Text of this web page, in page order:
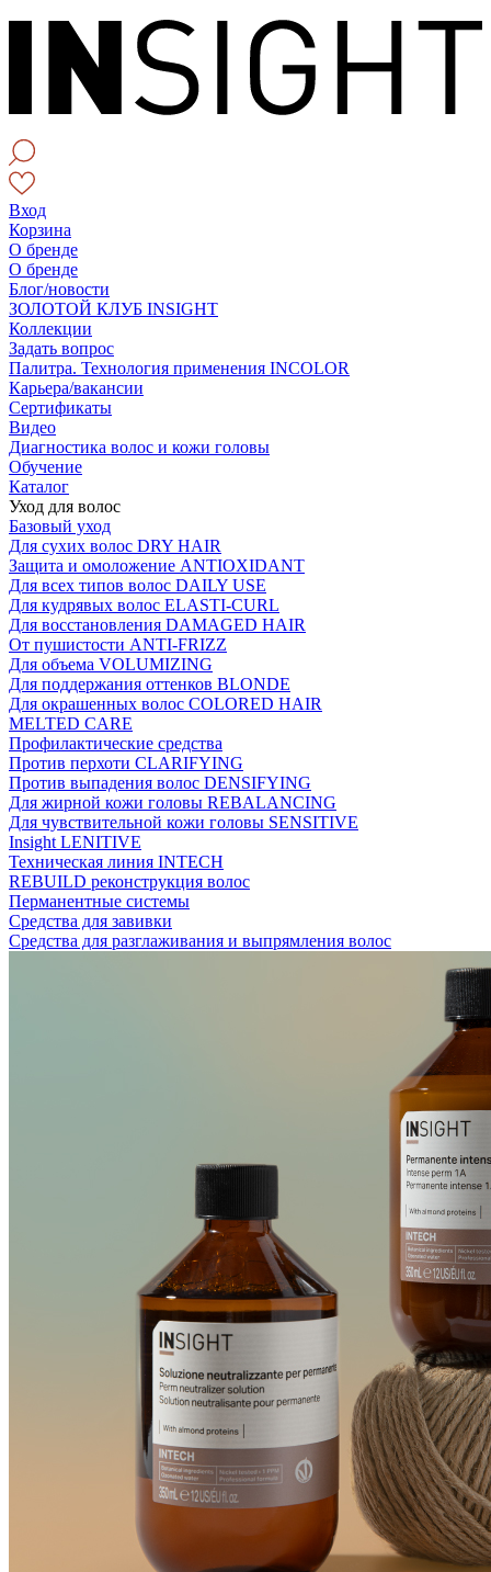
Вход
Корзина
О бренде
О бренде
Блог/новости
ЗОЛОТОЙ КЛУБ INSIGHT
Коллекции
Задать вопрос
Палитра. Технология применения INCOLOR
Карьера/вакансии
Сертификаты
Видео
Диагностика волос и кожи головы
Обучение
Каталог
Уход для волос
Базовый уход
Для сухих волос DRY HAIR
Защита и омоложение ANTIOXIDANT
Для всех типов волос DAILY USE
Для кудрявых волос ELASTI-CURL
Для восстановления DAMAGED HAIR
От пушистости ANTI-FRIZZ
Для объема VOLUMIZING
Для поддержания оттенков BLONDE
Для окрашенных волос COLORED HAIR
MELTED CARE
Профилактические средства
Против перхоти CLARIFYING
Против выпадения волос DENSIFYING
Для жирной кожи головы REBALANCING
Для чувствительной кожи головы SENSITIVE
Insight LENITIVE
Техническая линия INTECH
REBUILD реконструкция волос
Перманентные системы
Средства для завивки
Средства для разглаживания и выпрямления волос